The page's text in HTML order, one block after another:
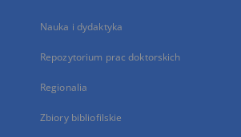
Nauka i dydaktyka
Repozytorium prac doktorskich
Regionalia
Zbiory bibliofilskie